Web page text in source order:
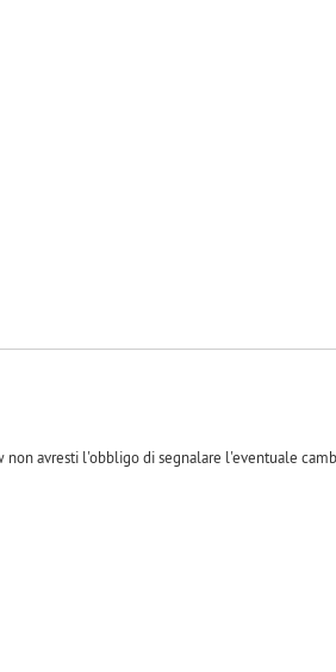
non avresti l'obbligo di segnalare l'eventuale